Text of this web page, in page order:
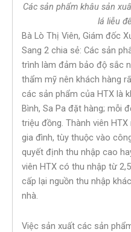
Các sản phẩm khâu sản
lá liễu
Bà Lò Thị Viên, Giám đốc
Sang 2 chia sẻ: Các sản
trình làm đảm bảo độ sắc
thẩm mỹ nên khách hàng
các sản phẩm của HTX là
Bình, Sa Pa đặt hàng; mỗi
triệu đồng. Thành viên
gia đình, tùy thuộc vào
quyết định thu nhập cao
viên HTX có thu nhập từ
cấp lại nguồn thu nhập
nhà.
Việc sản xuất các sản